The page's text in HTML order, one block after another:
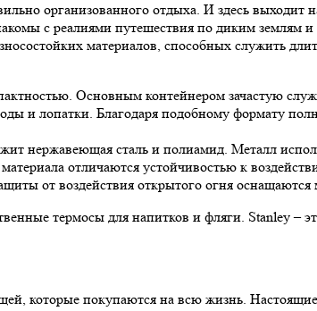
организованного отдыха. И здесь
с реалиями путешествия по диким землям
материалов, способных служить
Основным контейнером зачастую
и лопатки. Благодаря подобному формату
нержавеющая сталь и полиамид. Металл
отличаются устойчивостью к
от воздействия открытого огня
термосы для напитков и фляги. Stanley –
которые покупаются на всю жизнь.